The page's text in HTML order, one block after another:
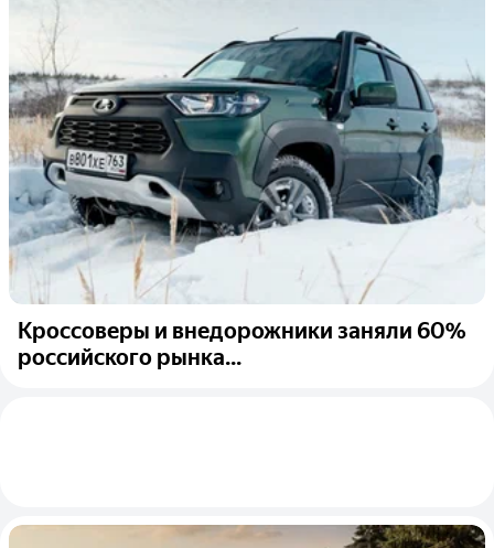
Кроссоверы и внедорожники заняли 60%
российского рынка...